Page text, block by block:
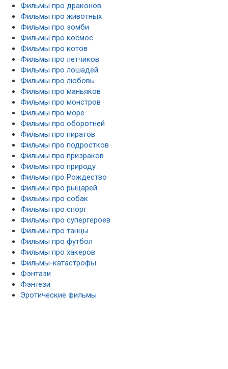
Фильмы про драконов
Фильмы про животных
Фильмы про зомби
Фильмы про космос
Фильмы про котов
Фильмы про летчиков
Фильмы про лошадей
Фильмы про любовь
Фильмы про маньяков
Фильмы про монстров
Фильмы про море
Фильмы про оборотней
Фильмы про пиратов
Фильмы про подростков
Фильмы про призраков
Фильмы про природу
Фильмы про Рождество
Фильмы про рыцарей
Фильмы про собак
Фильмы про спорт
Фильмы про супергероев
Фильмы про танцы
Фильмы про футбол
Фильмы про хакеров
Фильмы-катастрофы
Фэнтази
Фэнтези
Эротические фильмы